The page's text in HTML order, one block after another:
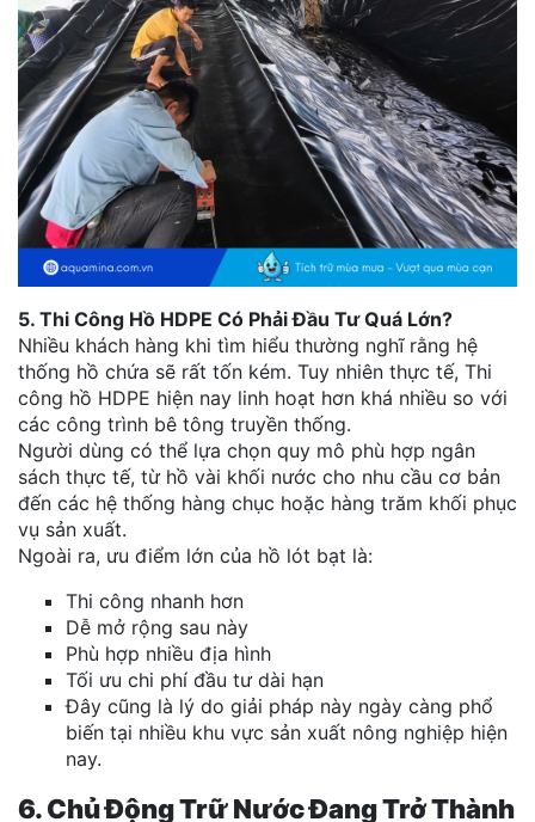
5. Thi Công Hồ HDPE Có Phải Đầu Tư Quá Lớn?
Nhiều khách hàng khi tìm hiểu thường nghĩ rằng hệ
thống hồ chứa sẽ rất tốn kém. Tuy nhiên thực tế, Thi
công hồ HDPE hiện nay linh hoạt hơn khá nhiều so với
các công trình bê tông truyền thống.
Người dùng có thể lựa chọn quy mô phù hợp ngân
sách thực tế, từ hồ vài khối nước cho nhu cầu cơ bản
đến các hệ thống hàng chục hoặc hàng trăm khối phục
vụ sản xuất.
Ngoài ra, ưu điểm lớn của hồ lót bạt là:
Thi công nhanh hơn
Dễ mở rộng sau này
Phù hợp nhiều địa hình
Tối ưu chi phí đầu tư dài hạn
Đây cũng là lý do giải pháp này ngày càng phổ
biến tại nhiều khu vực sản xuất nông nghiệp hiện
nay.
6. Chủ Động Trữ Nước Đang Trở Thành